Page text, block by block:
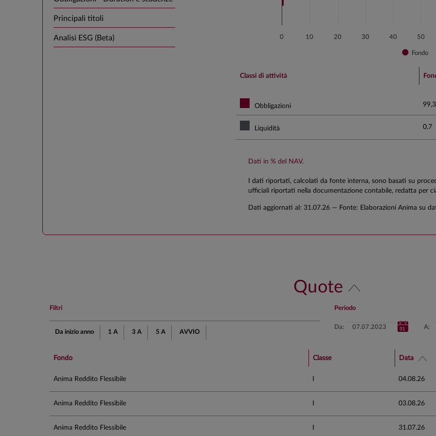
Principali titoli
Analisi ESG (Beta)
Fondo
0 10 20 30 40 50
End of interactive chart.
Classi di attività
Obbligazioni 99,3
Liquidità 0,7
Dati in % del NAV.
I dati riportati, calcolati da fonte interna, sono basati su
ufficiali riportati nella documentazione contabile, redatta per
Dati aggiornati al: 31.07.26— Fonte: Elaborazioni Anima su
Quote
Filtri
Da inizio anno 1 A 3 A 5 A AVVIO
Periodo
Da: A:
Fondo Classe Data
Anima Reddito Flessibile 04.08.26
Anima Reddito Flessibile 03.08.26
Anima Reddito Flessibile 31.07.26